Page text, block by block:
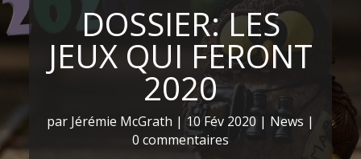
DOSSIER: LES
JEUX QUI FERONT
2020
par Jérémie McGrath | 10 Fév 2020 | News |
0 commentaires